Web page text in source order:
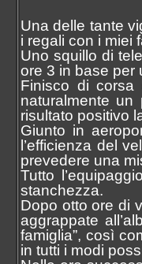
Una delle tante
i regali con i miei
Uno squillo di
ore 3 in base per
Finisco di corsa
naturalmente
risultato positivo
Giunto in
l’efficienza del
prevedere una
Tutto
stanchezza.
Dopo otto ore di
aggrappate
famiglia”, così
in tutti i modi